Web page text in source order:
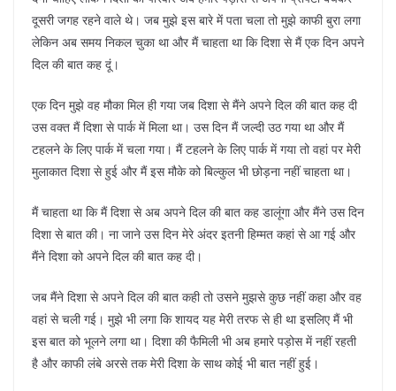
दूसरी जगह रहने वाले थे। जब मुझे इस बारे में पता चला तो मुझे काफी बुरा लगा
लेकिन अब समय निकल चुका था और मैं चाहता था कि दिशा से मैं एक दिन अपने
दिल की बात कह दूं।
एक दिन मुझे वह मौका मिल ही गया जब दिशा से मैंने अपने दिल की बात कह दी
उस वक्त मैं दिशा से पार्क में मिला था। उस दिन मैं जल्दी उठ गया था और मैं
टहलने के लिए पार्क में चला गया। मैं टहलने के लिए पार्क में गया तो वहां पर मेरी
मुलाकात दिशा से हुई और मैं इस मौके को बिल्कुल भी छोड़ना नहीं चाहता था।
मैं चाहता था कि मैं दिशा से अब अपने दिल की बात कह डालूंगा और मैंने उस दिन
दिशा से बात की। ना जाने उस दिन मेरे अंदर इतनी हिम्मत कहां से आ गई और
मैंने दिशा को अपने दिल की बात कह दी।
जब मैंने दिशा से अपने दिल की बात कही तो उसने मुझसे कुछ नहीं कहा और वह
वहां से चली गई। मुझे भी लगा कि शायद यह मेरी तरफ से ही था इसलिए मैं भी
इस बात को भूलने लगा था। दिशा की फैमिली भी अब हमारे पड़ोस में नहीं रहती
है और काफी लंबे अरसे तक मेरी दिशा के साथ कोई भी बात नहीं हुई।